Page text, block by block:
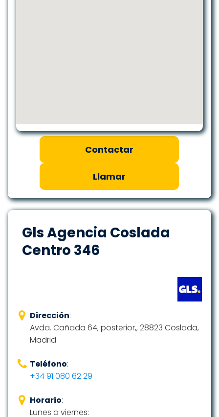
Contactar
Llamar
Gls Agencia Coslada
Centro 346
Dirección:
Avda. Cañada 64, posterior,, 28823 Coslada,
Madrid
Teléfono:
+34 91 080 62 29
Horario:
Lunes a viernes: